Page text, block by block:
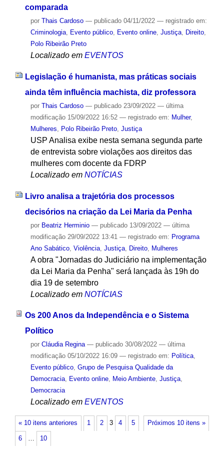
comparada
por Thais Cardoso — publicado04/11/2022 — registrado em:
Criminologia, Evento público, Evento online, Justiça, Direito,
Polo Ribeirão Preto
Localizado em EVENTOS
Legislação é humanista, mas práticas sociais
ainda têm influência machista, diz professora
por Thais Cardoso — publicado23/09/2022 — última
modificação15/09/2022 16:52 — registrado em: Mulher,
Mulheres
Polo Ribeirão Preto, Justiça
USP Analisa exibe nesta semana segunda parte
de entrevista sobre violações aos direitos das
mulheres com docente da FDRP
Localizado em NOTÍCIAS
Livro analisa a trajetória dos processos
decisórios na criação da Lei Maria da Penha
por Beatriz Herminio — publicado13/09/2022 — última
modificação29/09/2022 13:41 — registrado em: Programa
Ano Sabático, Violência, Justiça, Direito, Mulheres
A obra "Jornadas do Judiciário na implementação
da Lei Maria da Penha" será lançada às 19h do
dia 19 de setembro
Localizado em NOTÍCIAS
Os 200 Anos da Independência e o Sistema
Político
por Cláudia Regina — publicado30/08/2022 — última
modificação05/10/2022 16:09 — registrado em: Política,
Evento público, Grupo de Pesquisa Qualidade da
Democracia, Evento online, Meio Ambiente, Justiça,
Democracia
Localizado em EVENTOS
« 10 itens anteriores Próximos 10 itens »
1 2 3 4 5
6 … 10